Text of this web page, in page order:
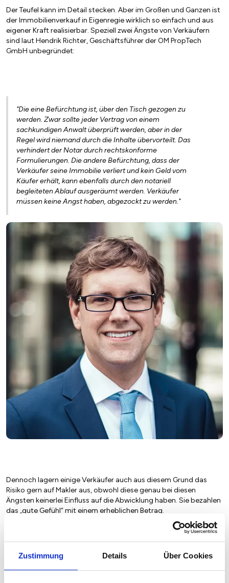
Zustimmung Details Über Cookies
Der Teufel kann im Detail stecken. Aber im Großen und Ganzen ist
der Immobilienverkauf in Eigenregie wirklich so einfach und aus
eigener Kraft realisierbar. Speziell zwei Ängste von Verkäufern
sind laut Hendrik Richter, Geschäftsführer der OM PropTech
GmbH unbegründet:
"Die eine Befürchtung ist, über den Tisch gezogen zu
werden. Zwar sollte jeder Vertrag von einem
sachkundigen Anwalt überprüft werden, aber in der
Regel wird niemand durch die Inhalte übervorteilt. Das
verhindert der Notar durch rechtskonforme
Formulierungen. Die andere Befürchtung, dass der
Verkäufer seine Immobilie verliert und kein Geld vom
Käufer erhält, kann ebenfalls durch den notariell
begleiteten Ablauf ausgeräumt werden. Verkäufer
müssen keine Angst haben, abgezockt zu werden."
Dennoch lagern einige Verkäufer auch aus diesem Grund das
Risiko gern auf Makler aus, obwohl diese genau bei diesen
Ängsten keinerlei Einfluss auf die Abwicklung haben. Sie bezahlen
das „gute Gefühl“ mit einem erheblichen Betrag.
Agiere wie ein Makler, nur ohne die Kosten
gibt bei spezialisierten AnbieternPremium-Angebote für den
Immobilienverkauf. Darüber können Sie viele Aufgaben zu